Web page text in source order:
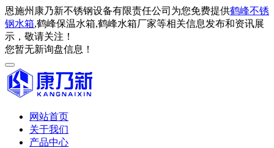
恩施州康乃新不锈钢设备有限责任公司为您免费提供鹤峰不锈
钢水箱,鹤峰保温水箱,鹤峰水箱厂家等相关信息发布和资讯展
示，敬请关注！
您暂无新询盘信息！
网站首页
关于我们
产品中心